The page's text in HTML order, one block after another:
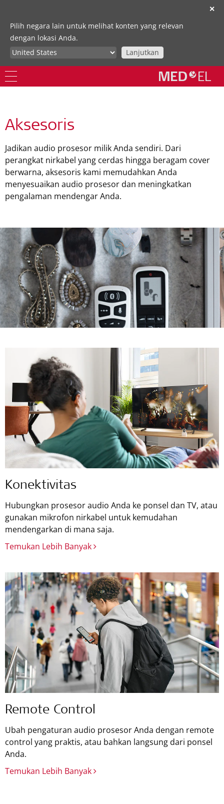
✕
Pilih negara lain untuk melihat konten yang relevan
dengan lokasi Anda.
Lanjutkan
Aksesoris
Jadikan audio prosesor milik Anda sendiri. Dari
perangkat nirkabel yang cerdas hingga beragam cover
berwarna, aksesoris kami memudahkan Anda
menyesuaikan audio prosesor dan meningkatkan
pengalaman mendengar Anda.
Konektivitas
Hubungkan prosesor audio Anda ke ponsel dan TV, atau
gunakan mikrofon nirkabel untuk kemudahan
mendengarkan di mana saja.
Temukan Lebih Banyak
Remote Control
Ubah pengaturan audio prosesor Anda dengan remote
control yang praktis, atau bahkan langsung dari ponsel
Anda.
Temukan Lebih Banyak